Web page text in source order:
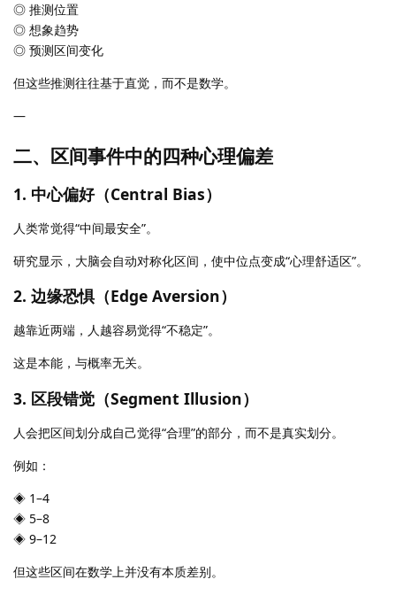
◎ 推测位置
◎ 想象趋势
◎ 预测区间变化
但这些推测往往基于直觉，而不是数学。
—
二、区间事件中的四种心理偏差
1. 中心偏好（Central Bias）
人类常觉得“中间最安全”。
研究显示，大脑会自动对称化区间，使中位点变成“心理舒适区”。
2. 边缘恐惧（Edge Aversion）
越靠近两端，人越容易觉得“不稳定”。
这是本能，与概率无关。
3. 区段错觉（Segment Illusion）
人会把区间划分成自己觉得“合理”的部分，而不是真实划分。
例如：
◈ 1–4
◈ 5–8
◈ 9–12
但这些区间在数学上并没有本质差别。